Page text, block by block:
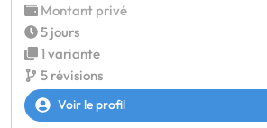
Montant privé
5 jours
1 variante
5 révisions
Voir le profil